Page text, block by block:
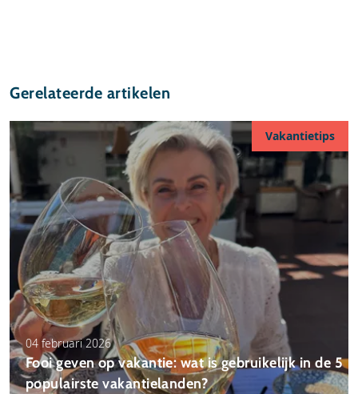
Gerelateerde artikelen
Vakantietips
04 februari 2026
Fooi geven op vakantie: wat is gebruikelijk in de 5
populairste vakantielanden?